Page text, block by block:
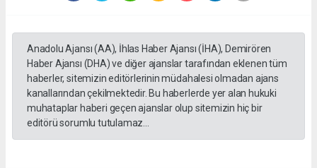
Anadolu Ajansı (AA), İhlas Haber Ajansı (İHA), Demirören
Haber Ajansı (DHA) ve diğer ajanslar tarafından eklenen tüm
haberler, sitemizin editörlerinin müdahalesi olmadan ajans
kanallarından çekilmektedir. Bu haberlerde yer alan hukuki
muhataplar haberi geçen ajanslar olup sitemizin hiç bir
editörü sorumlu tutulamaz...